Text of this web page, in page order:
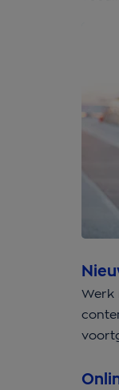
Werk